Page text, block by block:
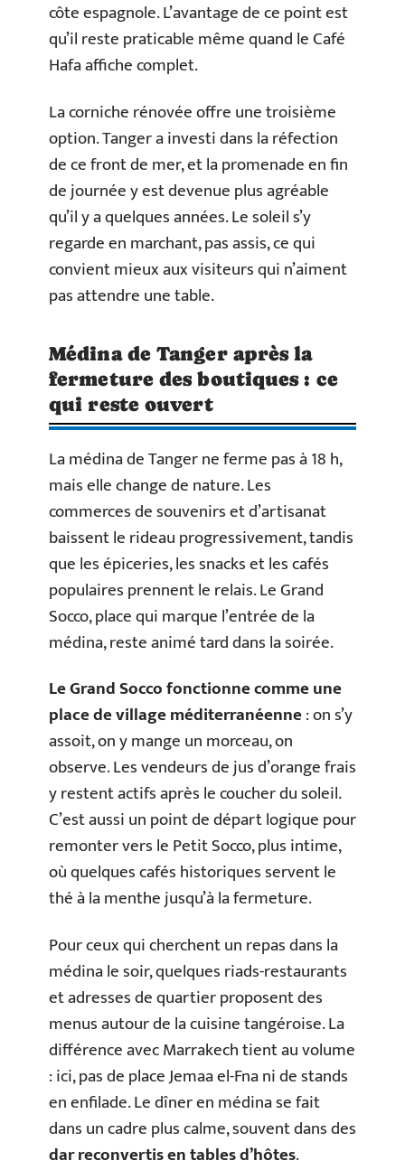
côte espagnole. L’avantage de ce point est
qu’il reste praticable même quand le Café
Hafa affiche complet.
La corniche rénovée offre une troisième
option. Tanger a investi dans la réfection
de ce front de mer, et la promenade en fin
de journée y est devenue plus agréable
qu’il y a quelques années. Le soleil s’y
regarde en marchant, pas assis, ce qui
convient mieux aux visiteurs qui n’aiment
pas attendre une table.
Médina de Tanger après la
fermeture des boutiques : ce
qui reste ouvert
La médina de Tanger ne ferme pas à 18 h,
mais elle change de nature. Les
commerces de souvenirs et d’artisanat
baissent le rideau progressivement, tandis
que les épiceries, les snacks et les cafés
populaires prennent le relais. Le Grand
Socco, place qui marque l’entrée de la
médina, reste animé tard dans la soirée.
Le Grand Socco fonctionne comme une
place de village méditerranéenne: on s’y
assoit, on y mange un morceau, on
observe. Les vendeurs de jus d’orange frais
y restent actifs après le coucher du soleil.
C’est aussi un point de départ logique pour
remonter vers le Petit Socco, plus intime,
où quelques cafés historiques servent le
thé à la menthe jusqu’à la fermeture.
Pour ceux qui cherchent un repas dans la
médina le soir, quelques riads-restaurants
et adresses de quartier proposent des
menus autour de la cuisine tangéroise. La
différence avec Marrakech tient au volume
: ici, pas de place Jemaa el-Fna ni de stands
en enfilade. Le dîner en médina se fait
dans un cadre plus calme, souvent dans des
dar reconvertis en tables d’hôtes.